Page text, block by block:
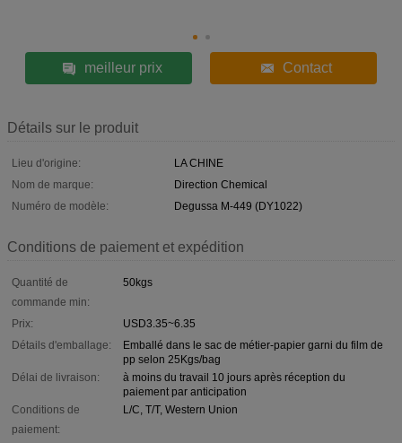
meilleur prix Contact
Détails sur le produit
Lieu d'origine:
LA CHINE
Nom de marque:
Direction Chemical
Numéro de modèle:
Degussa M-449 (DY1022)
Conditions de paiement et expédition
Quantité de
commande min:
50kgs
Prix:
USD3.35~6.35
Détails d'emballage:
Emballé dans le sac de métier-papier garni du film de
pp selon 25Kgs/bag
Délai de livraison:
à moins du travail 10 jours après réception du
paiement par anticipation
Conditions de
paiement:
L/C, T/T, Western Union